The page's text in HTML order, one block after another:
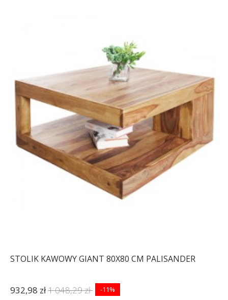
STOLIK KAWOWY GIANT 80X80 CM PALISANDER
932,98 zł1 048,29 zł -11%